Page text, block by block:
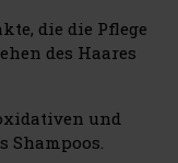
die die Pflege
des Haares
und
Shampoos.